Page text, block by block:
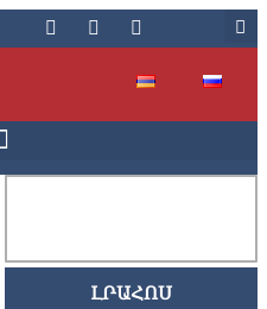
ԼՐԱՀՈՍ